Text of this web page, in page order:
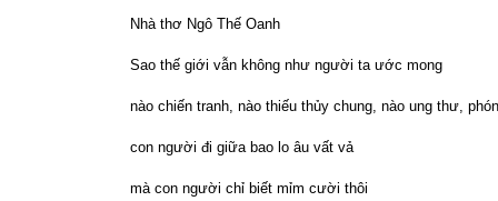
Nhà thơ Ngô Thế Oanh
Sao thế giới vẫn không như người ta ước mong
nào chiến tranh, nào thiếu thủy chung, nào ung thư,
con người đi giữa bao lo âu vất vả
mà con người chỉ biết mỉm cười thôi